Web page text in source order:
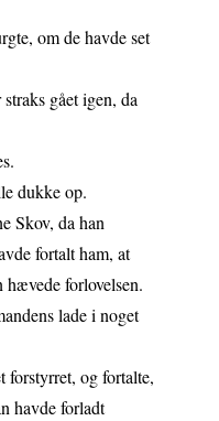
om de havde set
gået igen, da
dukke op.
Skov, da han
fortalt ham, at
hævede forlovelsen.
lade i noget
forstyrret, og fortalte,
havde forladt